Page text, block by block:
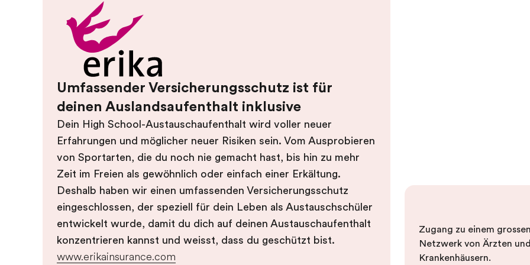
Umfassender Versicherungsschutz ist für
deinen Auslandsaufenthalt inklusive
Dein High School-Austauschaufenthalt wird voller neuer
Erfahrungen und möglicher neuer Risiken sein. Vom Ausprobieren
von Sportarten, die du noch nie gemacht hast, bis hin zu mehr
Zeit im Freien als gewöhnlich oder einfach einer Erkältung.
Deshalb haben wir einen umfassenden Versicherungsschutz
eingeschlossen, der speziell für dein Leben als Austauschschüler
entwickelt wurde, damit du dich auf deinen Austauschaufenthalt
konzentrieren kannst und weisst, dass du geschützt bist.
www.erikainsurance.com
Zugang zu einem
Netzwerk von Ärzten
Krankenhäusern.